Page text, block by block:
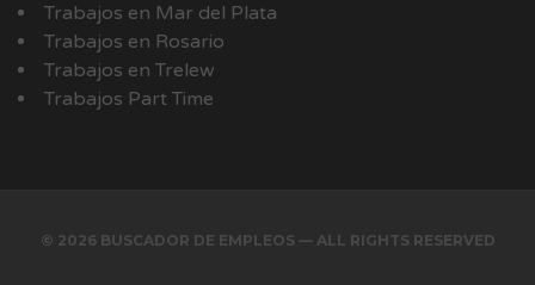
Trabajos en Mar del Plata
Trabajos en Rosario
Trabajos en Trelew
Trabajos Part Time
© 2026 BUSCADOR DE EMPLEOS — ALL RIGHTS RESERVED